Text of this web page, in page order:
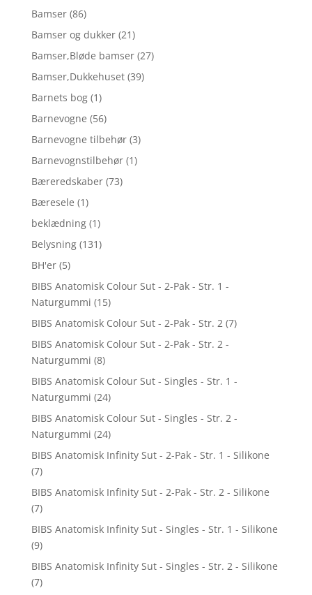
Bamser (86)
Bamser og dukker (21)
Bamser,Bløde bamser (27)
Bamser,Dukkehuset (39)
Barnets bog (1)
Barnevogne (56)
Barnevogne tilbehør (3)
Barnevognstilbehør (1)
Bæreredskaber (73)
Bæresele (1)
beklædning (1)
Belysning (131)
BH'er (5)
BIBS Anatomisk Colour Sut - 2-Pak - Str. 1 -
Naturgummi (15)
BIBS Anatomisk Colour Sut - 2-Pak - Str. 2 (7)
BIBS Anatomisk Colour Sut - 2-Pak - Str. 2 -
Naturgummi (8)
BIBS Anatomisk Colour Sut - Singles - Str. 1 -
Naturgummi (24)
BIBS Anatomisk Colour Sut - Singles - Str. 2 -
Naturgummi (24)
BIBS Anatomisk Infinity Sut - 2-Pak - Str. 1 - Silikone
(7)
BIBS Anatomisk Infinity Sut - 2-Pak - Str. 2 - Silikone
(7)
BIBS Anatomisk Infinity Sut - Singles - Str. 1 - Silikone
(9)
BIBS Anatomisk Infinity Sut - Singles - Str. 2 - Silikone
(7)